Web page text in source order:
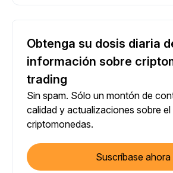
Obtenga su dosis diaria
información sobre
trading
Sin spam. Sólo un montón de
calidad y actualizaciones sobre el
criptomonedas.
Suscríbase ahora